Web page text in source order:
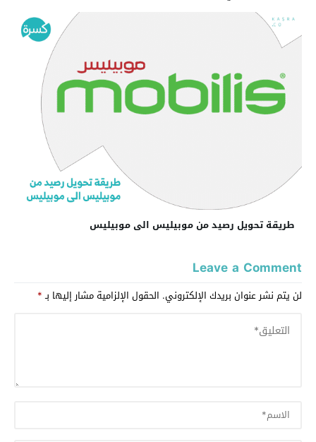
طريقة تحويل رصيد من موبيليس الى موبيليس
Leave a Comment
لن يتم نشر عنوان بريدك الإلكتروني. الحقول الإلزامية مشار إليها بـ*